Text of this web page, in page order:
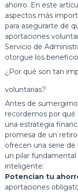
ahorro. En este
aspectos más
para asegurarte de
aportaciones
Servicio de
otorgue los
¿Por qué son tan
voluntarias?
Antes de
recordemos por qué
una estrategia
promesa de un
ofrecen una serie
un pilar
inteligente:
Potencian tu
aportaciones